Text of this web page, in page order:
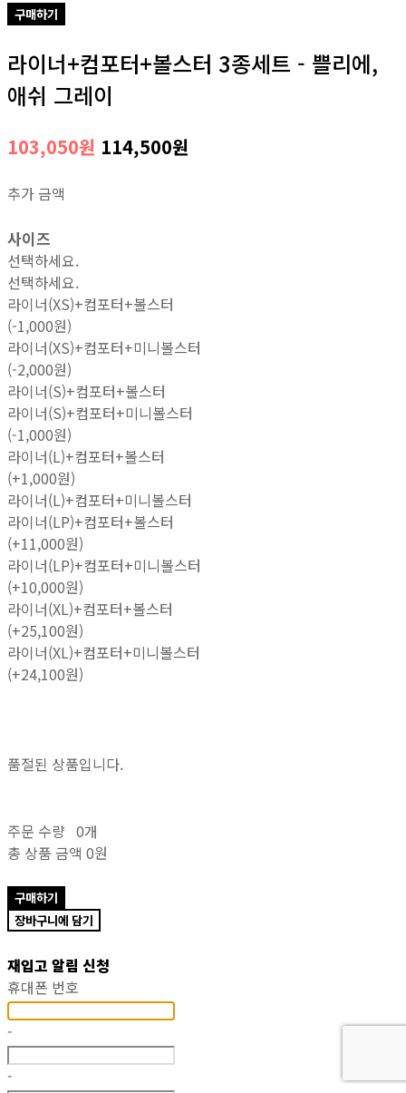
구매하기
라이너+컴포터+볼스터 3종세트 - 쁠리에,
애쉬 그레이
103,050원 114,500원
추가 금액
사이즈
선택하세요.
선택하세요.
라이너(XS)+컴포터+볼스터
(-1,000원)
라이너(XS)+컴포터+미니볼스터
(-2,000원)
라이너(S)+컴포터+볼스터
라이너(S)+컴포터+미니볼스터
(-1,000원)
라이너(L)+컴포터+볼스터
(+1,000원)
라이너(L)+컴포터+미니볼스터
라이너(LP)+컴포터+볼스터
(+11,000원)
라이너(LP)+컴포터+미니볼스터
(+10,000원)
라이너(XL)+컴포터+볼스터
(+25,100원)
라이너(XL)+컴포터+미니볼스터
(+24,100원)
품절된 상품입니다.
주문 수량 0개
총 상품 금액 0원
구매하기
장바구니에 담기
재입고 알림 신청
휴대폰 번호
-
-